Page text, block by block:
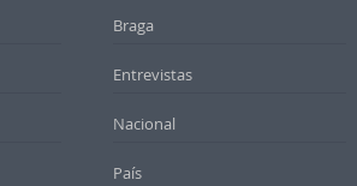
Braga
Entrevistas
Nacional
País